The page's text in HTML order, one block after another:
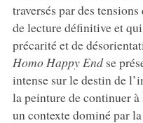
traversés par des
de lecture définitive et
précarité et de
Homo Happy Endse
intense sur le destin de
la peinture de continuer
un contexte dominé par